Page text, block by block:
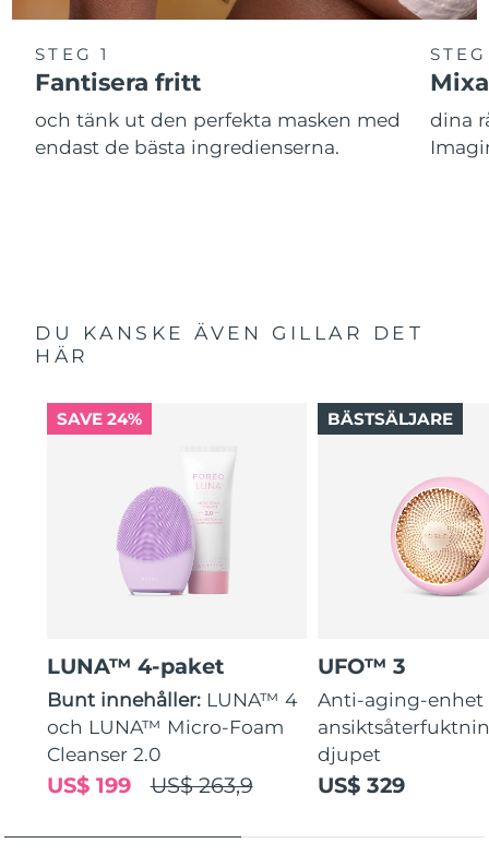
STEG 1
Fantisera fritt
och tänk ut den perfekta masken med
endast de bästa ingredienserna.
Mixa
dina
DU KANSKE ÄVEN GILLAR DET
HÄR
SAVE 24%
LUNA™ 4-paket
Bunt innehåller: LUNA™ 4
och LUNA™ Micro-Foam
Cleanser 2.0
US$ 263,9
US$ 199
UFO™ 3
Anti-aging-enhet
djupet
US$ 329
BÄSTSÄLJARE